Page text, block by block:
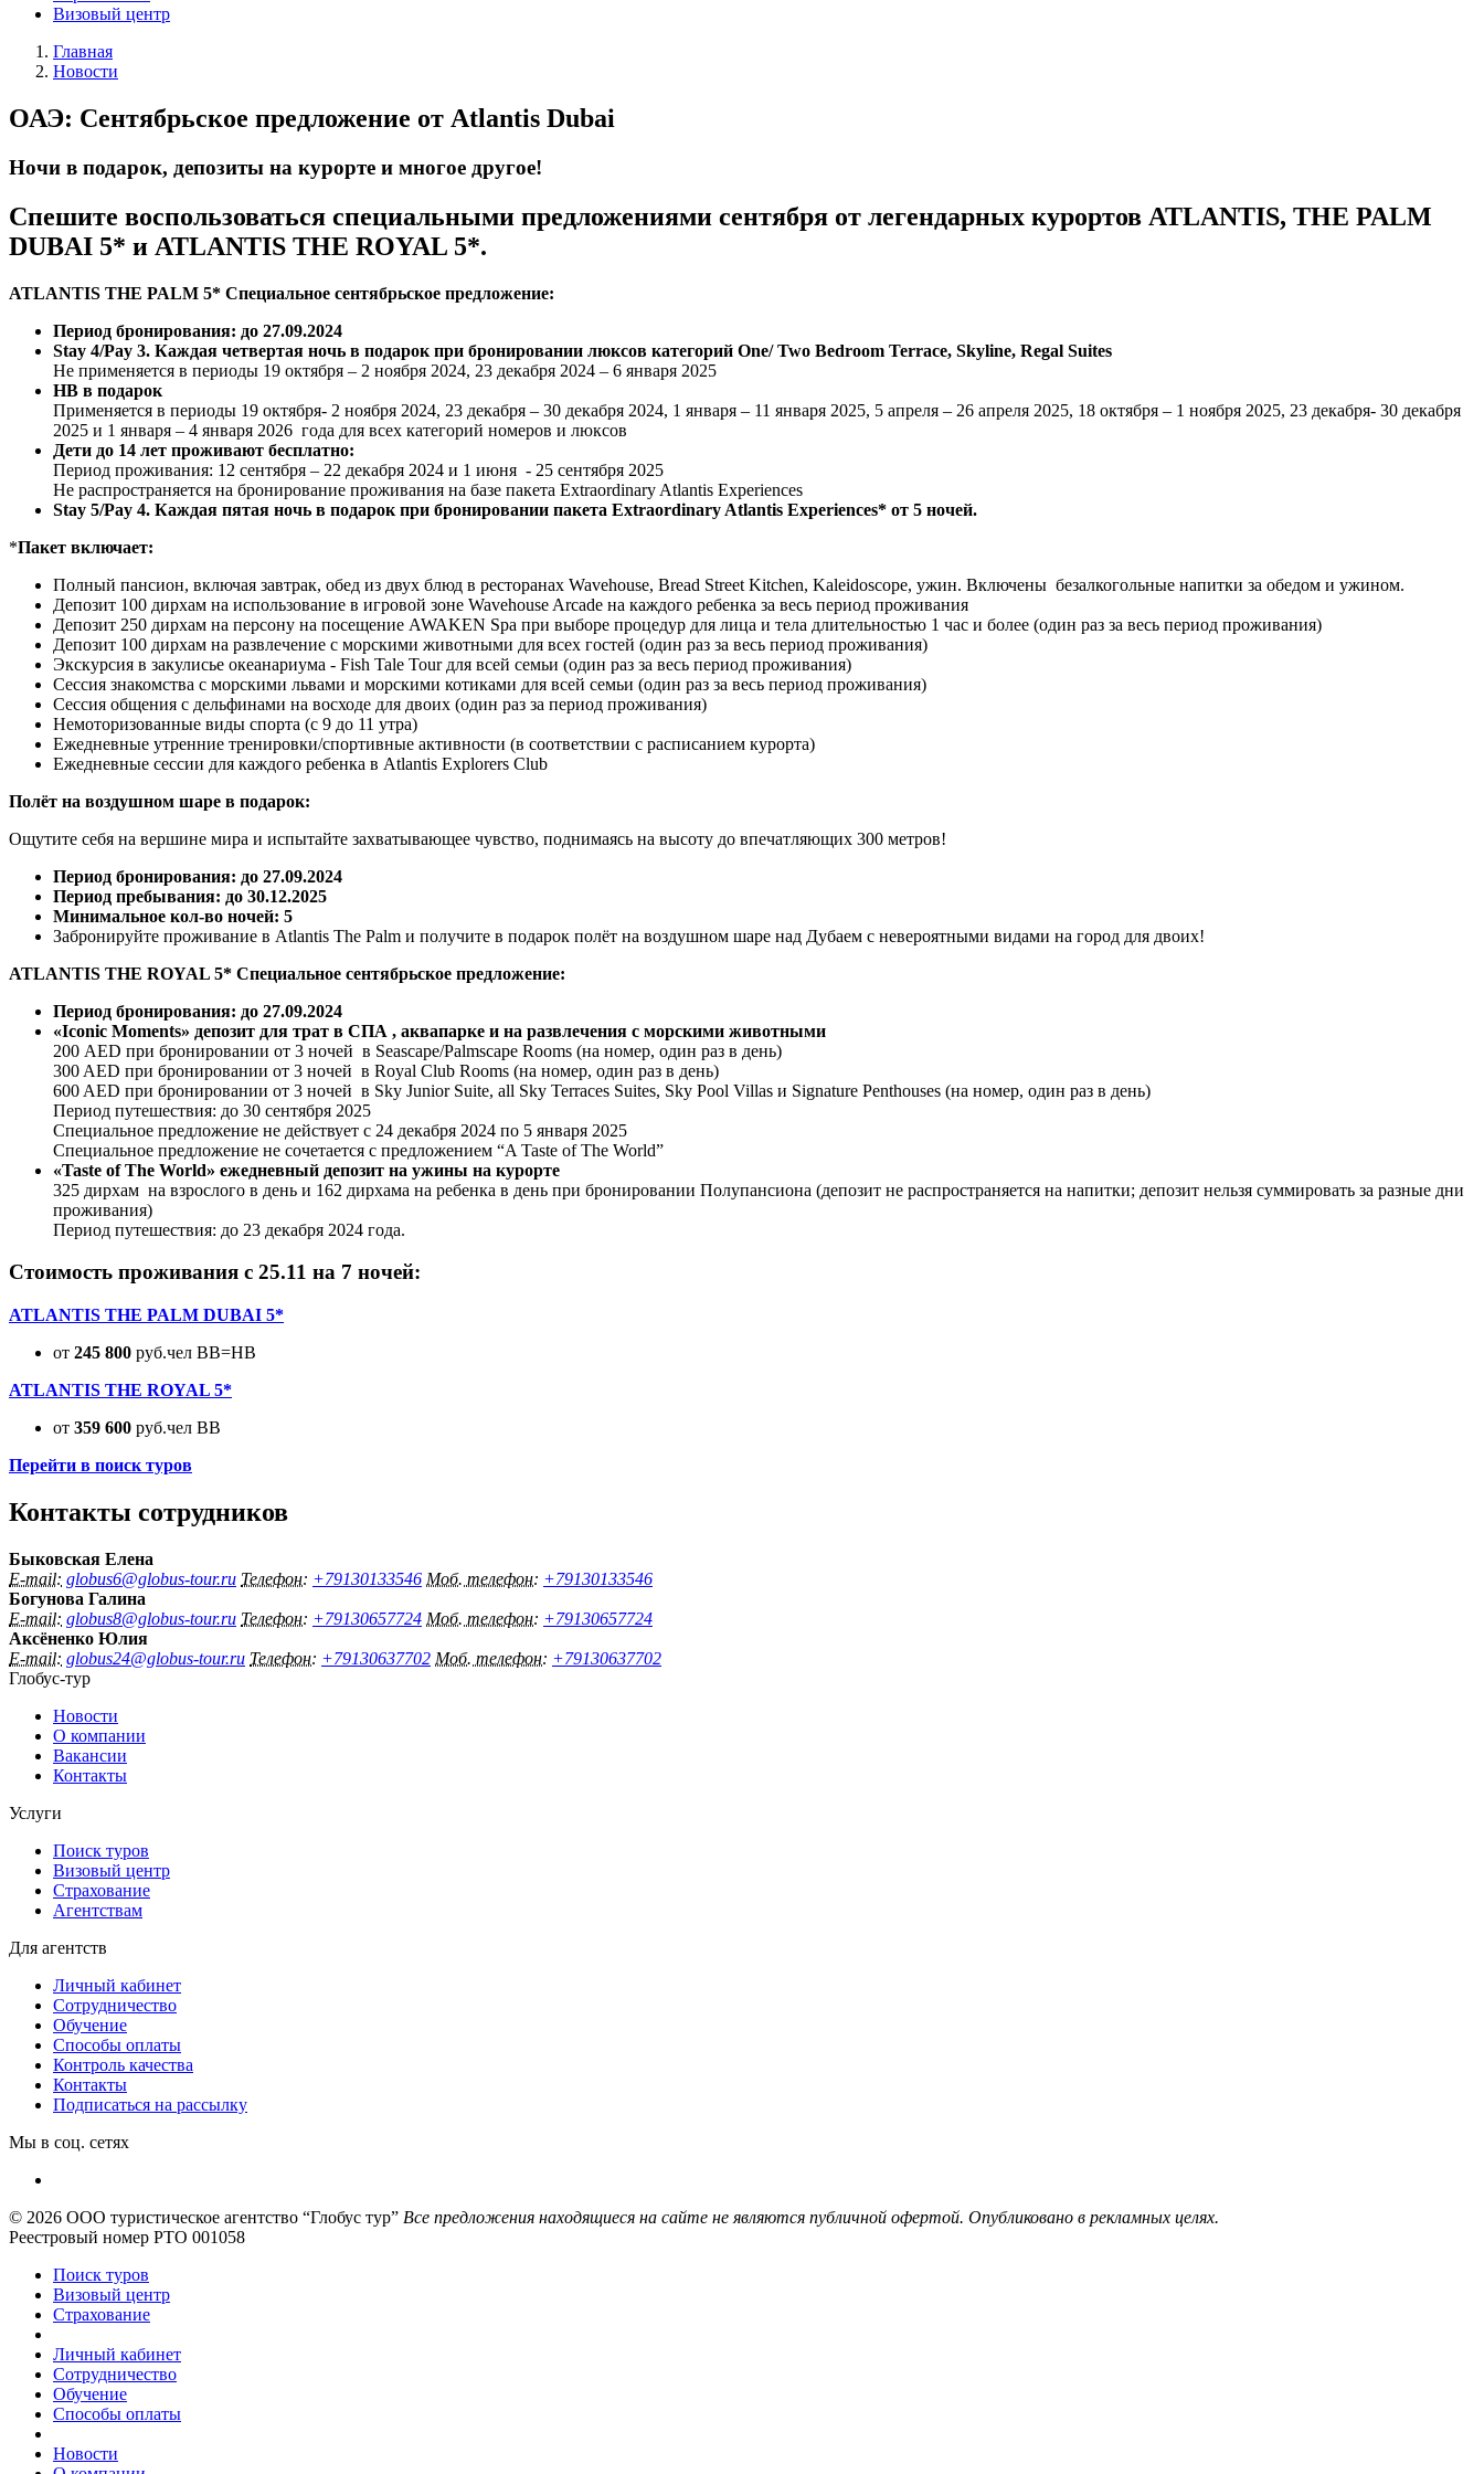
Визовый центр
Главная
Новости
ОАЭ: Сентябрьское предложение от Atlantis Dubai
Ночи в подарок, депозиты на курорте и многое другое!
Спешите воспользоваться специальными предложениями сентября от легендарных курортов ATLANTIS, THE PALM
DUBAI 5* и ATLANTIS THE ROYAL 5*.
ATLANTIS THE PALM 5* Специальное сентябрьское предложение:
Период бронирования: до 27.09.2024
Stay 4/Pay 3. Каждая четвертая ночь в подарок при бронировании люксов категорий One/ Two Bedroom Terrace, Skyline, Regal Suites
Не применяется в периоды 19 октября – 2 ноября 2024, 23 декабря 2024 – 6 января 2025
HB в подарок
Применяется в периоды 19 октября- 2 ноября 2024, 23 декабря – 30 декабря 2024, 1 января – 11 января 2025, 5 апреля – 26 апреля 2025, 18 октября – 1 ноября 2025, 23 декабря- 30 декабря
2025 и 1 января – 4 января 2026 года для всех категорий номеров и люксов
Дети до 14 лет проживают бесплатно:
Период проживания: 12 сентября – 22 декабря 2024 и 1 июня - 25 сентября 2025
Не распространяется на бронирование проживания на базе пакета Extraordinary Atlantis Experiences
Stay 5/Pay 4. Каждая пятая ночь в подарок при бронировании пакета Extraordinary Atlantis Experiences* от 5 ночей.
*Пакет включает:
Полный пансион, включая завтрак, обед из двух блюд в ресторанах Wavehouse, Bread Street Kitchen, Kaleidoscope, ужин. Включены безалкогольные напитки за обедом и ужином.
Депозит 100 дирхам на использование в игровой зоне Wavehouse Arcade на каждого ребенка за весь период проживания
Депозит 250 дирхам на персону на посещение AWAKEN Spa при выборе процедур для лица и тела длительностью 1 час и более (один раз за весь период проживания)
Депозит 100 дирхам на развлечение с морскими животными для всех гостей (один раз за весь период проживания)
Экскурсия в закулисье океанариума - Fish Tale Tour для всей семьи (один раз за весь период проживания)
Сессия знакомства с морскими львами и морскими котиками для всей семьи (один раз за весь период проживания)
Сессия общения с дельфинами на восходе для двоих (один раз за период проживания)
Немоторизованные виды спорта (с 9 до 11 утра)
Ежедневные утренние тренировки/спортивные активности (в соответствии с расписанием курорта)
Ежедневные сессии для каждого ребенка в Atlantis Explorers Club
Полёт на воздушном шаре в подарок:
Ощутите себя на вершине мира и испытайте захватывающее чувство, поднимаясь на высоту до впечатляющих 300 метров!
Период бронирования: до 27.09.2024
Период пребывания: до 30.12.2025
Минимальное кол-во ночей: 5
Забронируйте проживание в Atlantis The Palm и получите в подарок полёт на воздушном шаре над Дубаем с невероятными видами на город для двоих!
ATLANTIS THE ROYAL 5* Специальное сентябрьское предложение:
Период бронирования: до 27.09.2024
«Iconic Moments» депозит для трат в СПА , аквапарке и на развлечения с морскими животными
200 AED при бронировании от 3 ночей в Seascape/Palmscape Rooms (на номер, один раз в день)
300 AED при бронировании от 3 ночей в Royal Club Rooms (на номер, один раз в день)
600 AED при бронировании от 3 ночей в Sky Junior Suite, all Sky Terraces Suites, Sky Pool Villas и Signature Penthouses (на номер, один раз в день)
Период путешествия: до 30 сентября 2025
Специальное предложение не действует с 24 декабря 2024 по 5 января 2025
Специальное предложение не сочетается с предложением “A Taste of The World”
«Taste of The World» ежедневный депозит на ужины на курорте
325 дирхам на взрослого в день и 162 дирхама на ребенка в день при бронировании Полупансиона (депозит не распространяется на напитки; депозит нельзя суммировать за разные дни
проживания)
Период путешествия: до 23 декабря 2024 года.
Стоимость проживания с 25.11 на 7 ночей:
ATLANTIS THE PALM DUBAI 5*
от 245 800 руб.чел BB=HB
ATLANTIS THE ROYAL 5*
от 359 600 руб.чел BB
Перейти в поиск туров
Контакты сотрудников
Быковская Елена
E-mail: globus6@globus-tour.ru Телефон: +79130133546 Моб. телефон: +79130133546
Богунова Галина
E-mail: globus8@globus-tour.ru Телефон: +79130657724 Моб. телефон: +79130657724
Аксёненко Юлия
E-mail: globus24@globus-tour.ru Телефон: +79130637702 Моб. телефон: +79130637702
Глобус-тур
Новости
О компании
Вакансии
Контакты
Услуги
Поиск туров
Визовый центр
Страхование
Агентствам
Для агентств
Личный кабинет
Сотрудничество
Обучение
Способы оплаты
Контроль качества
Контакты
Подписаться на рассылку
Мы в соц. сетях
© 2026 ООО туристическое агентство “Глобус тур” Все предложения находящиеся на сайте не являются публичной офертой. Опубликовано в рекламных целях.
Реестровый номер РТО 001058
Поиск туров
Визовый центр
Страхование
Личный кабинет
Сотрудничество
Обучение
Способы оплаты
Новости